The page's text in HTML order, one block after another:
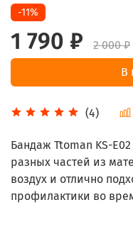
(4)
-11%
1 790 ₽
2 000 ₽
В
Бандаж Ttoman KS-
разных частей из
воздух и отлично
профилактики во